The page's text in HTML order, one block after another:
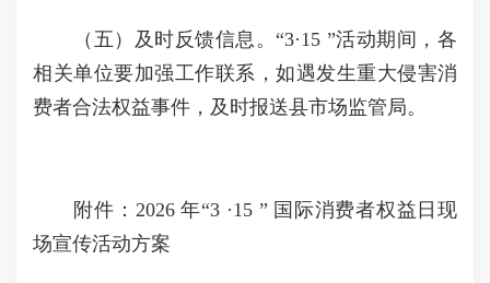
（五）及时反馈信息。“3·15 ”活动期间，各
相关单位要加强工作联系，如遇发生重大侵害消
费者合法权益事件，及时报送县市场监管局。
附件：2026 年“3 ·15 ” 国际消费者权益日现
场宣传活动方案